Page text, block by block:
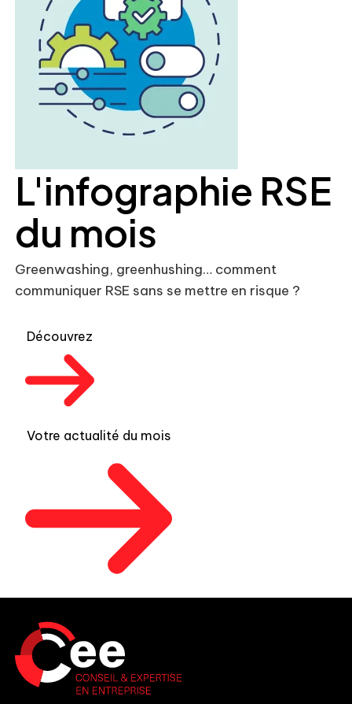
L'infographie RSE
du mois
Greenwashing, greenhushing… comment
communiquer RSE sans se mettre en risque ?
Découvrez
Votre actualité du mois